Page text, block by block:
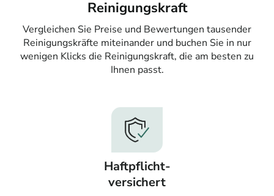
Reinigungskraft
Vergleichen Sie Preise und Bewertungen tausender
Reinigungskräfte miteinander und buchen Sie in nur
wenigen Klicks die Reinigungskraft, die am besten zu
Ihnen passt.
Haftpflicht-
versichert